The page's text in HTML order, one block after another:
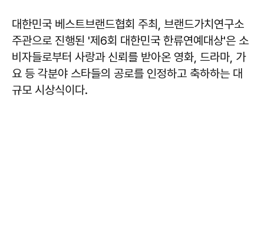
대한민국 베스트브랜드협회 주최, 브랜드가치연구소
주관으로 진행된 '제6회 대한민국 한류연예대상'은 소
비자들로부터 사랑과 신뢰를 받아온 영화, 드라마, 가
요 등 각분야 스타들의 공로를 인정하고 축하하는 대
규모 시상식이다.